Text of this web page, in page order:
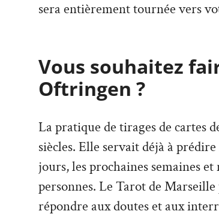
sera entièrement tournée vers
Vous souhaitez
Oftringen ?
La pratique de tirages de cartes
siècles. Elle servait déjà à
jours, les prochaines semaines
personnes. Le Tarot de
répondre aux doutes et aux